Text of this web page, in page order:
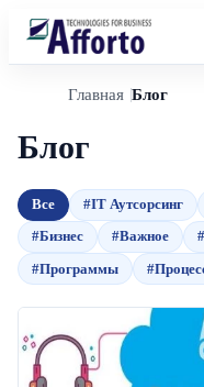
Главная Блог
Блог
Все #IT Аутсорсинг
#Бизнес
#Важное
#Программы